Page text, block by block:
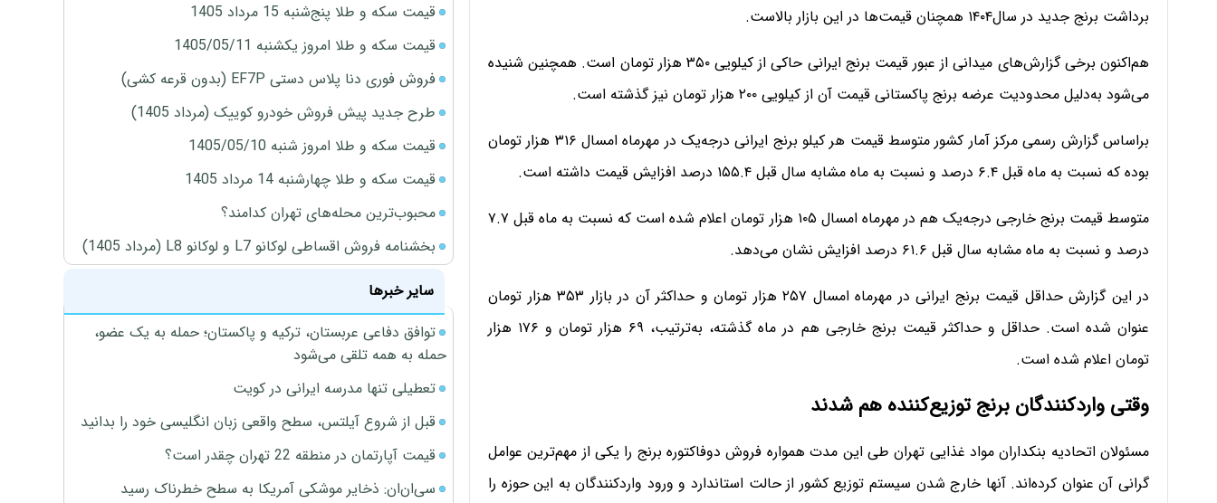
برداشت برنج جدید در سال۱۴۰۴ همچنان قیمت‌ها در این بازار بالاست.
هم‌اکنون برخی گزارش‌های میدانی از عبور قیمت برنج ایرانی حاکی از کیلویی ۳۵۰ هزار تومان است. همچنین شنیده
می‌شود به‌دلیل محدودیت عرضه برنج پاکستانی قیمت آن از کیلویی ۲۰۰ هزار تومان نیز گذشته است.
براساس گزارش رسمی مرکز آمار کشور متوسط قیمت هر کیلو برنج ایرانی درجه‌یک در مهرماه امسال ۳۱۶ هزار تومان
بوده که نسبت به ‌ماه قبل ۶.۴ درصد و نسبت به ‌ماه مشابه سال قبل ۱۵۵.۴ درصد افزایش قیمت داشته است.
متوسط قیمت برنج خارجی درجه‌یک هم در مهرماه امسال ۱۰۵ هزار تومان اعلام شده است که نسبت به ‌ماه قبل ۷.۷
درصد و نسبت به ‌ماه مشابه سال قبل ۶۱.۶ درصد افزایش نشان می‌دهد.
در این گزارش حداقل قیمت برنج ایرانی در مهرماه امسال ۲۵۷ هزار تومان و حداکثر آن در بازار ۳۵۳ هزار تومان
عنوان شده است. حداقل و حداکثر قیمت برنج خارجی هم در ماه گذشته، به‌ترتیب، ۶۹ هزار تومان و ۱۷۶ هزار
تومان اعلام شده است.
وقتی واردکنندگان برنج توزیع‌کننده هم شدند
مسئولان اتحادیه بنکداران مواد غذایی تهران طی این مدت همواره فروش دوفاکتوره برنج را یکی از مهم‌ترین عوامل
گرانی آن عنوان کرده‌اند. آنها خارج شدن سیستم توزیع کشور از حالت استاندارد و ورود واردکنندگان به این حوزه را
قیمت سکه و طلا پنج‌شنبه 15 مرداد 1405
قیمت سکه و طلا امروز یکشنبه 1405/05/11
فروش فوری دنا پلاس دستی EF7P (بدون قرعه کشی)
طرح جدید پیش فروش خودرو کوییک (مرداد 1405)
قیمت سکه و طلا امروز شنبه 1405/05/10
قیمت سکه و طلا چهارشنبه 14 مرداد 1405
محبوب‌ترین محله‌های تهران کدامند؟
بخشنامه فروش اقساطی لوکانو L7 و لوکانو L8 (مرداد 1405)
سایر خبرها
توافق دفاعی عربستان، ترکیه و پاکستان؛ حمله به یک عضو،
حمله به همه تلقی می‌شود
تعطیلی تنها مدرسه ایرانی در کویت
قبل از شروع آیلتس، سطح واقعی زبان انگلیسی خود را بدانید
قیمت آپارتمان در منطقه 22 تهران چقدر است؟
سی‌ان‌ان: ذخایر موشکی آمریکا به سطح خطرناک رسید